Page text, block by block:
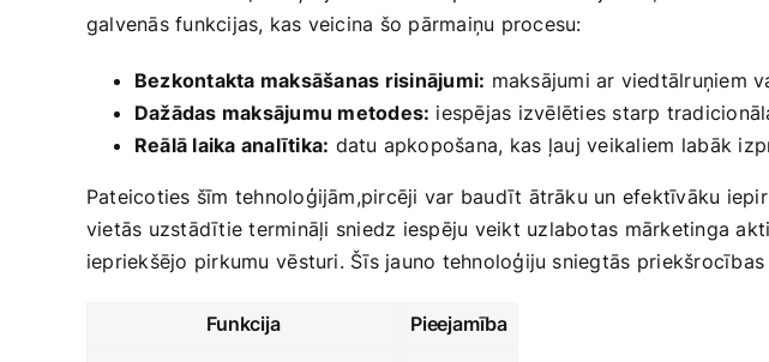
‍galvenās funkcijas, kas veicina ‍šo pārmaiņu procesu:
Bezkontakta maksāšanas ⁣risinājumi: maksājumi ar viedtālruņiem
Dažādas maksājumu metodes: ‍iespējas izvēlēties starp
Reālā laika analītika: datu apkopošana,⁢ kas ļauj ⁢veikaliem ⁣labāk
Pateicoties šīm tehnoloģijām,pircēji var baudīt‍ ātrāku un efektīvāku
vietās uzstādītie termināļi ⁣sniedz iespēju veikt⁣ uzlabotas mārketinga
iepriekšējo pirkumu ⁤vēsturi. Šīs jauno tehnoloģiju sniegtās⁢
Funkcija Pieejamība